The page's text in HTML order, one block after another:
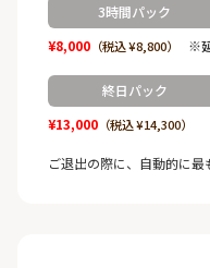
3時間パック
¥8,000（税込 ¥8,800） ※
終日パック
¥13,000（税込 ¥14,300）
ご退出の際に、自動的に最